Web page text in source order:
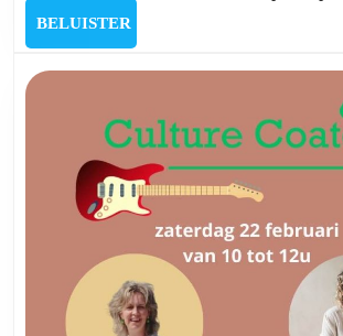
BELUISTER